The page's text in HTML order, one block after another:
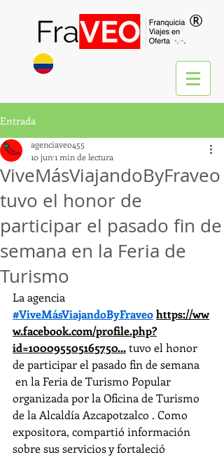
®
Entrada
ViveMásViajandoByFraveo
tuvo el honor de
participar el pasado fin de
semana en la Feria de
Turismo
agenciaveo455
10 jun1 min de lectura
La agencia
#ViveMásViajandoByFraveohttps://ww
w.facebook.com/profile.php?
id=100095505165750... tuvo el honor
de participar el pasado fin de semana
en la Feria de Turismo Popular
organizada por la Oficina de Turismo
de la Alcaldía Azcapotzalco . Como
expositora, compartió información
sobre sus servicios y fortaleció